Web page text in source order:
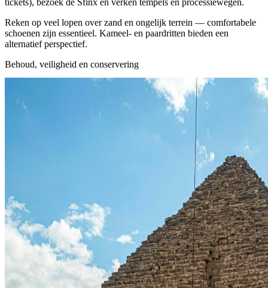
Reken op veel lopen over zand en ongelijk terrein — comfortabele
schoenen zijn essentieel. Kameel- en paardritten bieden een
alternatief perspectief.
Behoud, veiligheid en conservering